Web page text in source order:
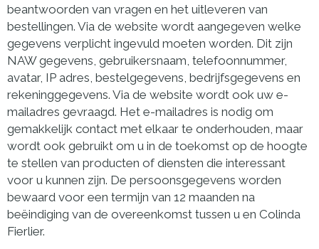
beantwoorden van vragen en het uitleveren van
bestellingen. Via de website wordt aangegeven welke
gegevens verplicht ingevuld moeten worden. Dit zijn
NAW gegevens, gebruikersnaam, telefoonnummer,
avatar, IP adres, bestelgegevens, bedrijfsgegevens en
rekeninggegevens. Via de website wordt ook uw e-
mailadres gevraagd. Het e-mailadres is nodig om
gemakkelijk contact met elkaar te onderhouden, maar
wordt ook gebruikt om u in de toekomst op de hoogte
te stellen van producten of diensten die interessant
voor u kunnen zijn. De persoonsgegevens worden
bewaard voor een termijn van 12 maanden na
beëindiging van de overeenkomst tussen u en Colinda
Fierlier.